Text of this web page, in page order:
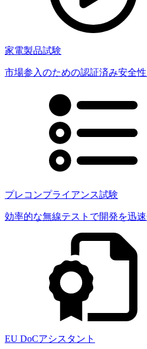
家電製品試験
市場参入のための認証済み安全
プレコンプライアンス試験
効率的な無線テストで開発を迅
EU DoCアシスタント